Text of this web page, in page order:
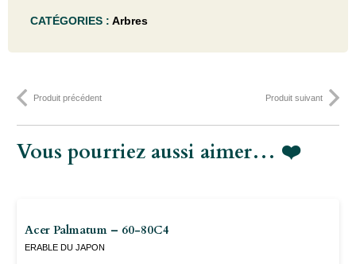
sylvatica
-
CATÉGORIES : Arbres
Produit précédent Produit suivant
Vous pourriez aussi aimer… ❤️
Acer Palmatum – 60-80C4
ERABLE DU JAPON